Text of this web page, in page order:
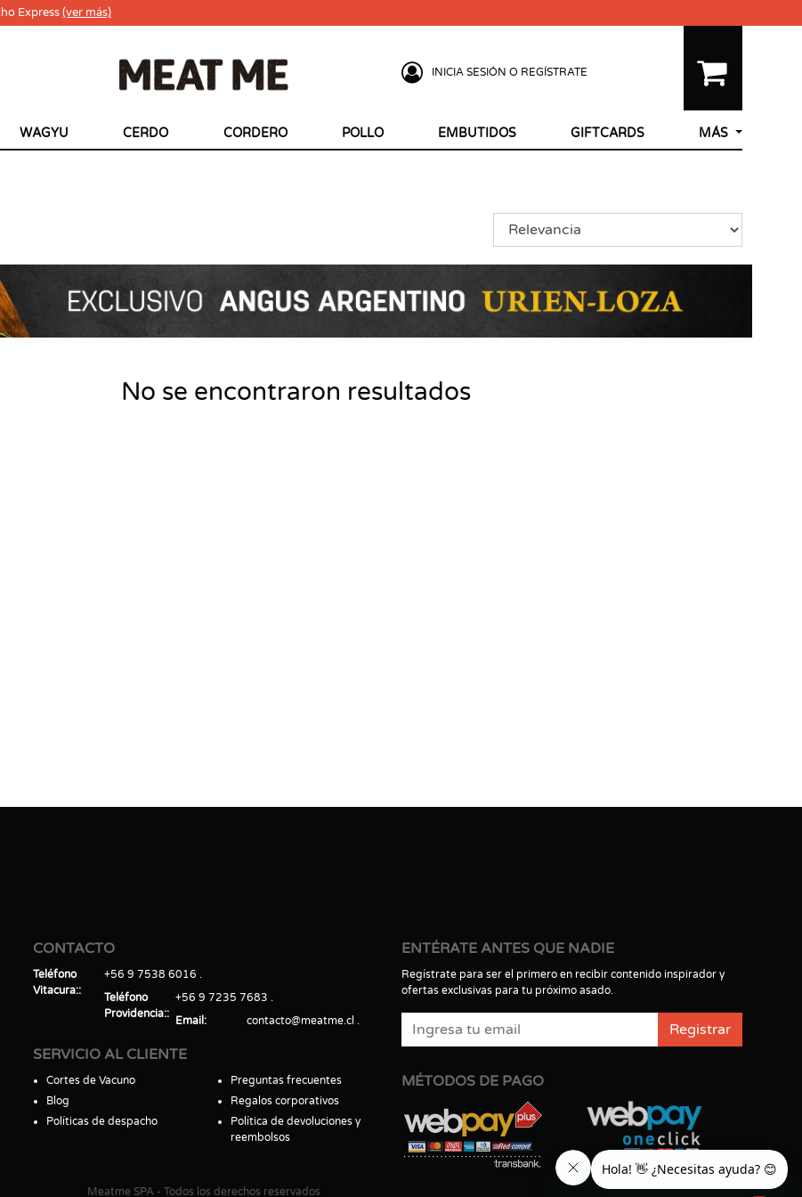
Express(ver más)
INICIA SESIÓN O REGÍSTRATE
WAGYU CERDO CORDERO POLLO EMBUTIDOS GIFTCARDS MÁS
No se encontraron resultados
CONTACTO
Teléfono
Vitacura:
+56 9 7538 6016
Teléfono
Providencia:
+56 9 7235 7683
Email
contacto@meatme.cl
SERVICIO AL CLIENTE
Cortes de Vacuno
Blog
Políticas de despacho
Preguntas frecuentes
Regalos corporativos
Política de devoluciones y
reembolsos
ENTÉRATE ANTES QUE NADIE
Regístrate para ser el primero en recibir contenido inspirador y
ofertas exclusivas para tu próximo asado.
Registrar
MÉTODOS DE PAGO
Meatme SPA - Todos los derechos reservados